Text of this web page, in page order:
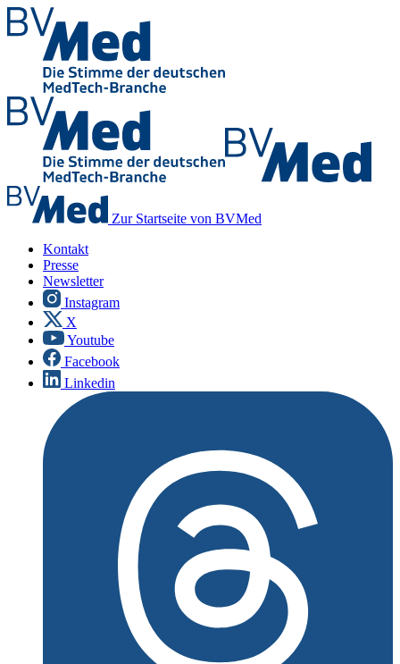
Zur Startseite von BVMed
Kontakt
Presse
Newsletter
Instagram
X
Youtube
Facebook
Linkedin